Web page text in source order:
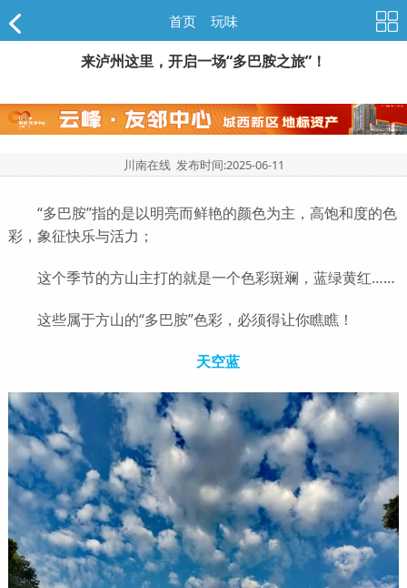
首页 玩味
来泸州这里，开启一场“多巴胺之旅”！
川南在线 发布时间:2025-06-11
“多巴胺”指的是以明亮而鲜艳的颜色为主，高饱和度的色
彩，象征快乐与活力；
这个季节的方山主打的就是一个色彩斑斓，蓝绿黄红……
这些属于方山的“多巴胺”色彩，必须得让你瞧瞧！
天空蓝